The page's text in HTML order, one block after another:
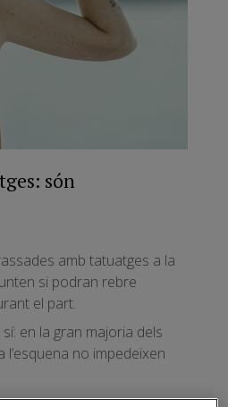
són
amb tatuatges a la
si podran rebre
el part.
en la gran majoria dels
l’esquena no impedeixen